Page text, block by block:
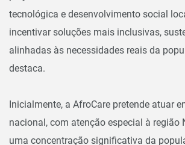
tecnológica e desenvolvimento social
incentivar soluções mais inclusivas,
alinhadas às necessidades reais da
destaca.
Inicialmente, a AfroCare pretende atuar
nacional, com atenção especial à região
uma concentração significativa da